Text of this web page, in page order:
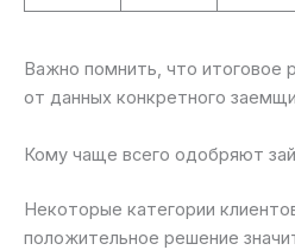
Важно помнить, что итоговое
от данных конкретного
Кому чаще всего одобряют
Некоторые категории
положительное решение